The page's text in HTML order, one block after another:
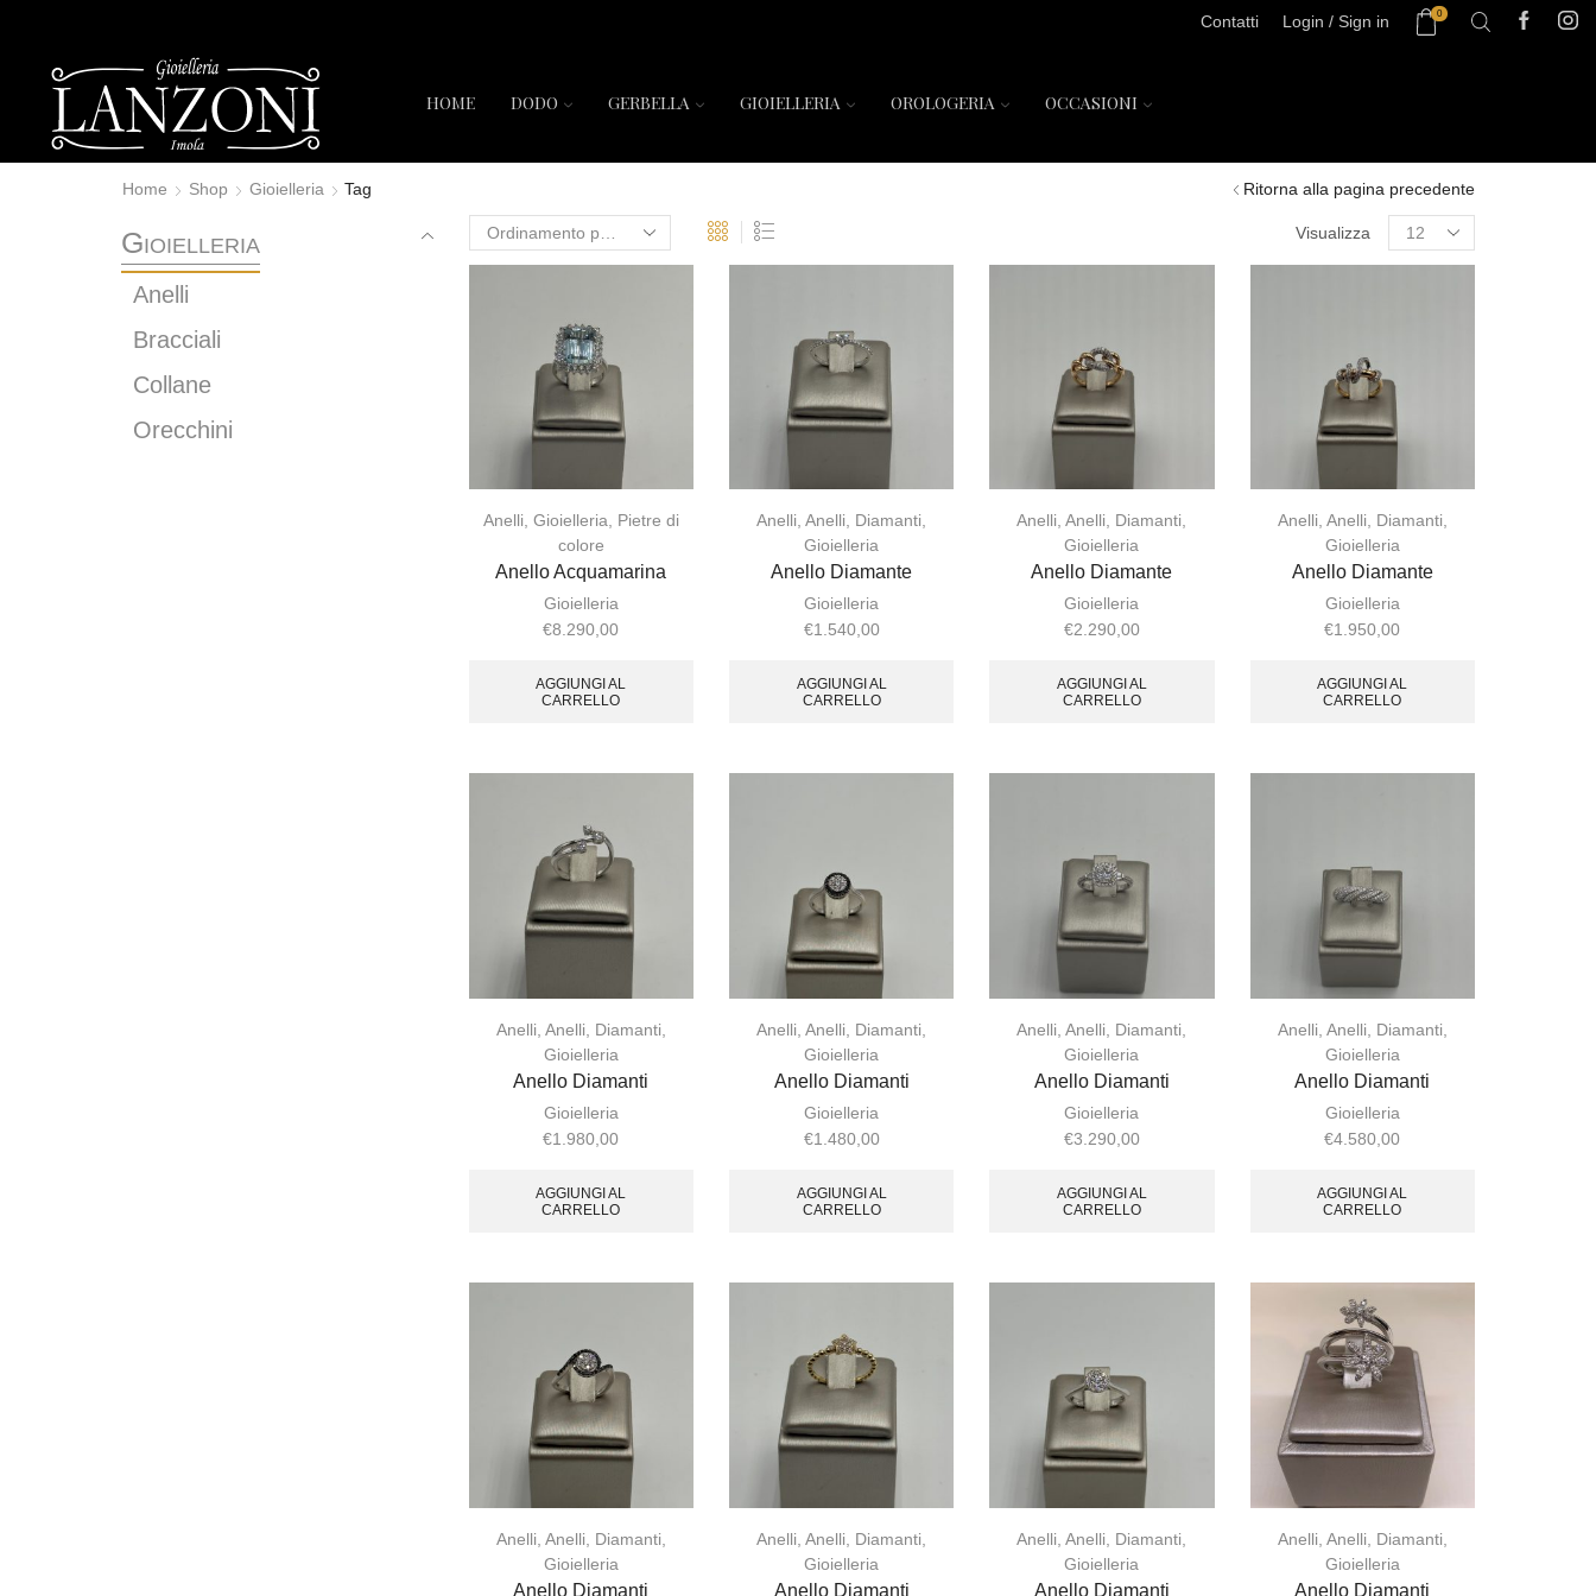
Contatti Login / Sign in 0
HOME DODO GERBELLA GIOIELLERIA OROLOGERIA OCCASIONI
Home Shop Gioielleria Tag Ritorna alla pagina precedente
Visualizza
Anelli Gioielleria
Pietre di
colore
Anello Acquamarina
Gioielleria
€8.290,00
AGGIUNGI AL
CARRELLO
Anelli ,Anelli Diamanti
Gioielleria
Anello Diamante
Gioielleria
€1.540,00
AGGIUNGI AL
CARRELLO
Anelli ,Anelli Diamanti
Gioielleria
Anello Diamante
Gioielleria
€2.290,00
AGGIUNGI AL
CARRELLO
Anelli Anelli Diamanti
Gioielleria
Anello Diamante
Gioielleria
€1.950,00
AGGIUNGI AL
CARRELLO
Anelli Anelli Diamanti
Gioielleria
Anello Diamanti
Gioielleria
€1.980,00
AGGIUNGI AL
CARRELLO
Anelli ,Anelli Diamanti
Gioielleria
Anello Diamanti
Gioielleria
€1.480,00
AGGIUNGI AL
CARRELLO
Anelli ,Anelli Diamanti
Gioielleria
Anello Diamanti
Gioielleria
€3.290,00
AGGIUNGI AL
CARRELLO
Anelli Anelli Diamanti
Gioielleria
Anello Diamanti
Gioielleria
€4.580,00
AGGIUNGI AL
CARRELLO
Anelli Anelli Diamanti
Gioielleria
Anello Diamanti
Anelli ,Anelli Diamanti
Gioielleria
Anello Diamanti
Anelli ,Anelli Diamanti
Gioielleria
Anello Diamanti
Anelli Anelli Diamanti
Gioielleria
Anello Diamanti
Gioielleria
Anelli
Bracciali
Collane
Orecchini